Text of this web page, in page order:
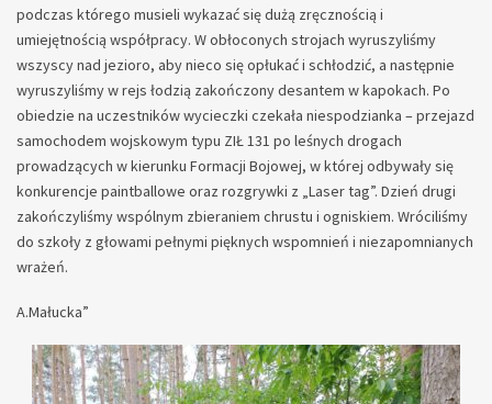
podczas którego musieli wykazać się dużą zręcznością i
umiejętnością współpracy. W obłoconych strojach wyruszyliśmy
wszyscy nad jezioro, aby nieco się opłukać i schłodzić, a następnie
wyruszyliśmy w rejs łodzią zakończony desantem w kapokach. Po
obiedzie na uczestników wycieczki czekała niespodzianka – przejazd
samochodem wojskowym typu ZIŁ 131 po leśnych drogach
prowadzących w kierunku Formacji Bojowej, w której odbywały się
konkurencje paintballowe oraz rozgrywki z „Laser tag”. Dzień drugi
zakończyliśmy wspólnym zbieraniem chrustu i ogniskiem. Wróciliśmy
do szkoły z głowami pełnymi pięknych wspomnień i niezapomnianych
wrażeń.
A.Małucka”